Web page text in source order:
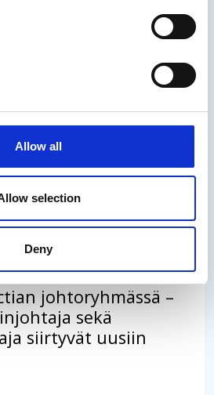
Allow all
selection
Deny
Konnevesi-
toteutetaan kesän 2026
johtoryhmässä –
sekä
siirtyvät uusiin